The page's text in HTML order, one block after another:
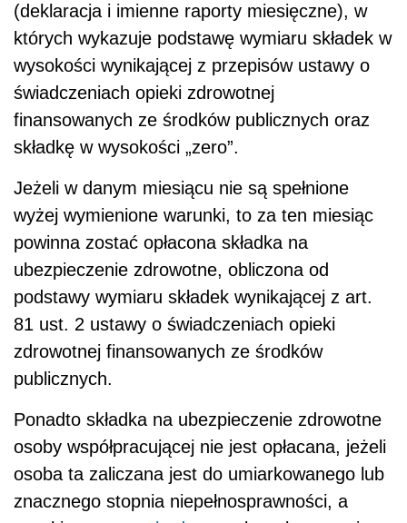
(deklaracja i imienne raporty miesięczne), w
których wykazuje podstawę wymiaru składek w
wysokości wynikającej z przepisów ustawy o
świadczeniach opieki zdrowotnej
finansowanych ze środków publicznych oraz
składkę w wysokości „zero”.
Jeżeli w danym miesiącu nie są spełnione
wyżej wymienione warunki, to za ten miesiąc
powinna zostać opłacona składka na
ubezpieczenie zdrowotne, obliczona od
podstawy wymiaru składek wynikającej z art.
81 ust. 2 ustawy o świadczeniach opieki
zdrowotnej finansowanych ze środków
publicznych.
Ponadto składka na ubezpieczenie zdrowotne
osoby współpracującej nie jest opłacana, jeżeli
osoba ta zaliczana jest do umiarkowanego lub
znacznego stopnia niepełnosprawności, a